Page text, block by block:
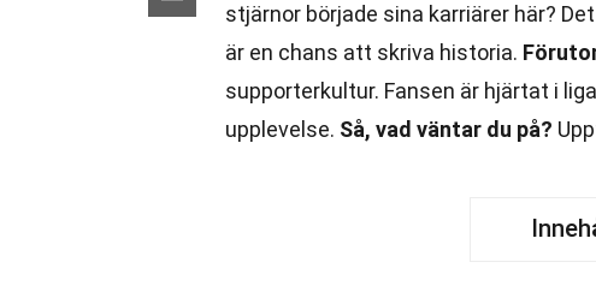
stjärnor började sina karriärer här?
är en chans att skriva historia.
supporterkultur. Fansen är hjärtat i
upplevelse. Så, vad väntar du på?